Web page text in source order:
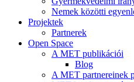
Nemek közötti
Projektek
Partnerek
Open Space
A MET publikációi
Blog
A MET partnereinek